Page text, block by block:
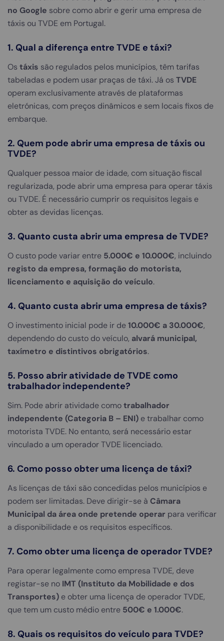
no Google sobre como abrir e gerir uma empresa de
táxis ou TVDE em Portugal.
1. Qual a diferença entre TVDE e táxi?
Os táxis são regulados pelos municípios, têm tarifas
tabeladas e podem usar praças de táxi. Já os TVDE
operam exclusivamente através de plataformas
eletrónicas, com preços dinâmicos e sem locais fixos de
embarque.
2. Quem pode abrir uma empresa de táxis ou
TVDE?
Qualquer pessoa maior de idade, com situação fiscal
regularizada, pode abrir uma empresa para operar táxis
ou TVDE. É necessário cumprir os requisitos legais e
obter as devidas licenças.
3. Quanto custa abrir uma empresa de TVDE?
O custo pode variar entre 5.000€ e 10.000€, incluindo
registo da empresa, formação do motorista,
licenciamento e aquisição do veículo.
4. Quanto custa abrir uma empresa de táxis?
O investimento inicial pode ir de10.000€ a 30.000€,
dependendo do custo do veículo, alvará municipal,
taxímetro e distintivos obrigatórios.
5. Posso abrir atividade de TVDE como
trabalhador independente?
Sim. Pode abrir atividade comotrabalhador
independente (Categoria B – ENI) e trabalhar como
motorista TVDE. No entanto, será necessário estar
vinculado a um operador TVDE licenciado.
6. Como posso obter uma licença de táxi?
As licenças de táxi são concedidas pelos municípios e
podem ser limitadas. Deve dirigir-se à Câmara
Municipal da área onde pretende operar para verificar
a disponibilidade e os requisitos específicos.
7. Como obter uma licença de operador TVDE?
Para operar legalmente como empresa TVDE, deve
registar-se no IMT (Instituto da Mobilidade e dos
Transportes) e obter uma licença de operador TVDE,
que tem um custo médio entre 500€ e 1.000€.
8. Quais os requisitos do veículo para TVDE?